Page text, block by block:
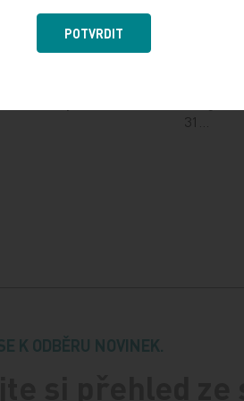
arteriální
se konalo 1. dubna
radnici v Praze,
Šatný, Ph.D., ze III.
31…
K ODBĚRU NOVINEK.
POTVRDIT